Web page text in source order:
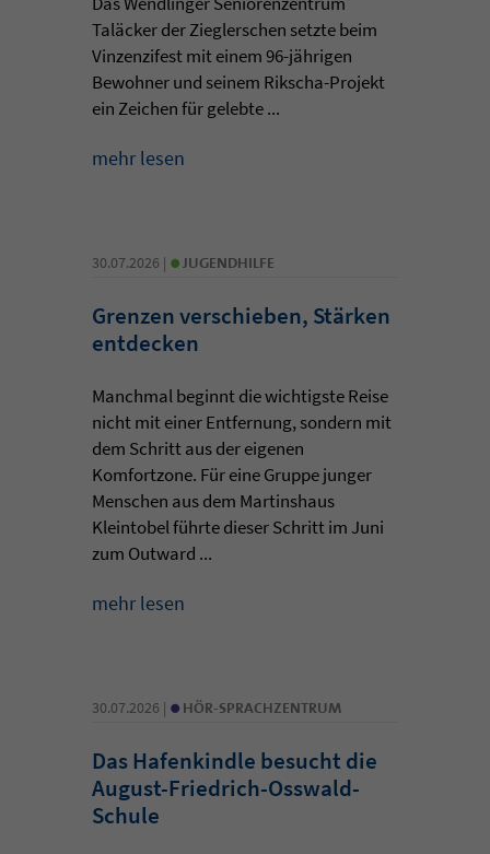
Taläcker der Zieglerschen setzte beim
Vinzenzifest mit einem 96-jährigen
Bewohner und seinem Rikscha-Projekt
ein Zeichen für gelebte ...
mehr lesen
30.07.2026 | • JUGENDHILFE
Grenzen verschieben, Stärken
entdecken
Manchmal beginnt die wichtigste Reise
nicht mit einer Entfernung, sondern mit
dem Schritt aus der eigenen
Komfortzone. Für eine Gruppe junger
Menschen aus dem Martinshaus
Kleintobel führte dieser Schritt im Juni
zum Outward ...
mehr lesen
30.07.2026 | • HÖR-SPRACHZENTRUM
Das Hafenkindle besucht die
August-Friedrich-Osswald-
Schule